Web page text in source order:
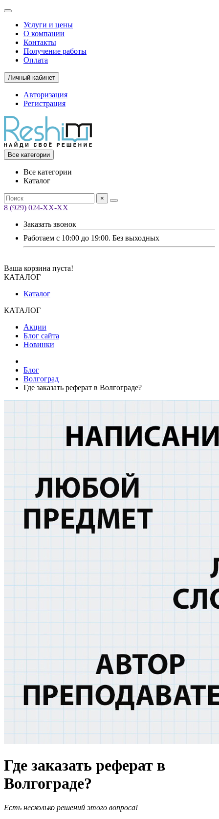
Услуги и цены
О компании
Контакты
Получение работы
Оплата
Личный кабинет
Авторизация
Регистрация
Все категории
Все категории
Каталог
×
8 (929) 024-ХХ-ХХ
Заказать звонок
Работаем с 10:00 до 19:00. Без выходных
Ваша корзина пуста!
КАТАЛОГ
Каталог
КАТАЛОГ
Акции
Блог сайта
Новинки
Блог
Волгоград
Где заказать реферат в Волгограде?
Где заказать реферат в
Волгограде?
Есть несколько решений этого вопроса!